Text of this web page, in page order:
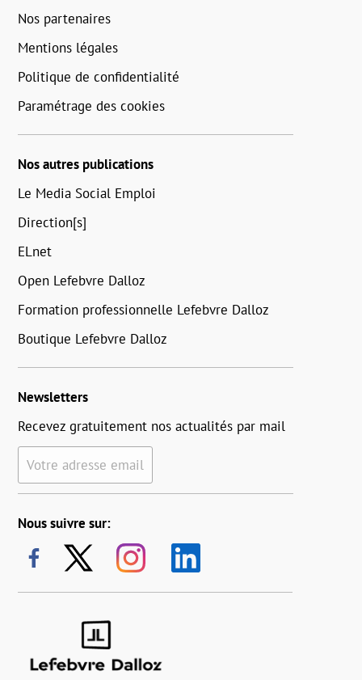
Nos partenaires
Mentions légales
Politique de confidentialité
Paramétrage des cookies
Nos autres publications
Le Media Social Emploi
Direction[s]
ELnet
Open Lefebvre Dalloz
Formation professionnelle Lefebvre Dalloz
Boutique Lefebvre Dalloz
Newsletters
Recevez gratuitement nos actualités par mail
Votre adresse email
Nous suivre sur: